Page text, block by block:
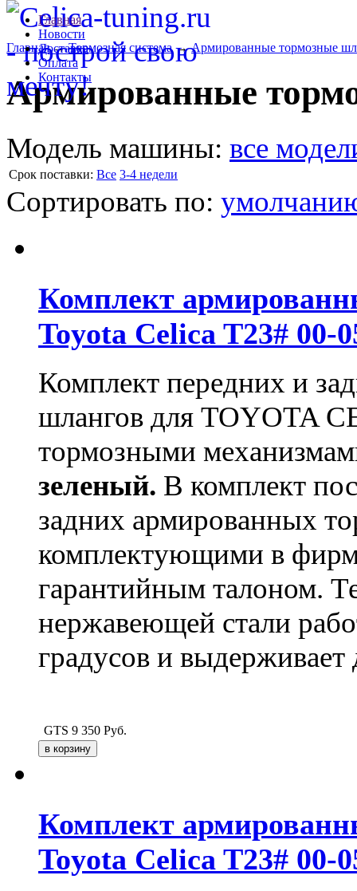
Главная
Новости
Доставка
Оплата
Контакты
Главная→Тормозная система→Армированные тормозные
Армированные
Модель машины: все
Cрок поставки: Все 3-4 недели
Сортировать по:
Комплект
Toyota Celica T23# 00-
Комплект передних и
шлангов для TOYOTA
тормозными
зеленый. В комплект
задних армированных
комплектующими в
гарантийным талоном.
нержавеющей стали
градусов и выдерживает
GTS 9 350 Руб.
Комплект
Toyota Celica T23# 00-